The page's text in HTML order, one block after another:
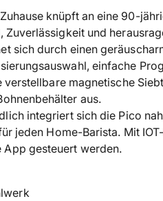
knüpft an eine 90-
und
sich durch einen
einfache
magnetische
aus.
integriert sich die Pico
jeden Home-Barista. Mit
gesteuert werden.